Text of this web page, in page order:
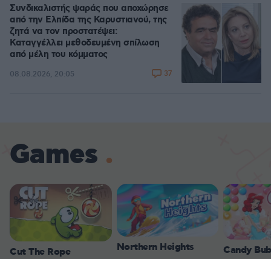
Συνδικαλιστής ψαράς που αποχώρησε
από την Ελπίδα της Καρυστιανού, της
ζητά να τον προστατέψει:
Καταγγέλλει μεθοδευμένη σπίλωση
από μέλη του κόμματος
08.08.2026, 20:05 37
Games
Cut The Rope Northern Heights Candy